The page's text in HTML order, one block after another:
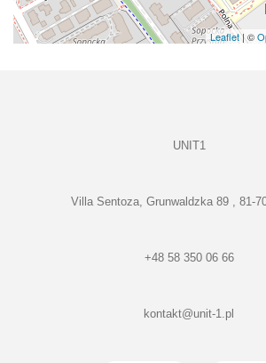
Leaflet| ©
UNIT1
Villa Sentoza, Grunwaldzka 89 , 81-
+48 58 350 06 66
kontakt@unit-1.pl